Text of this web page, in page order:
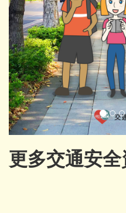
更多交通安全